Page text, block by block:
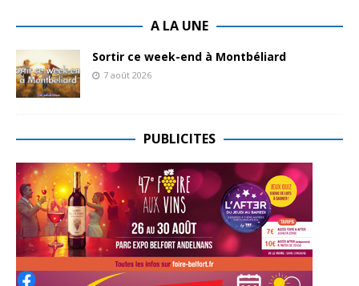
A LA UNE
Sortir ce week-end à Montbéliard
7 août 2026
PUBLICITES